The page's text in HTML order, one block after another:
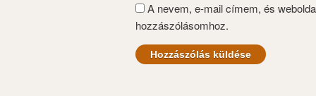
A nevem, e-mail címem, és
hozzászólásomhoz.